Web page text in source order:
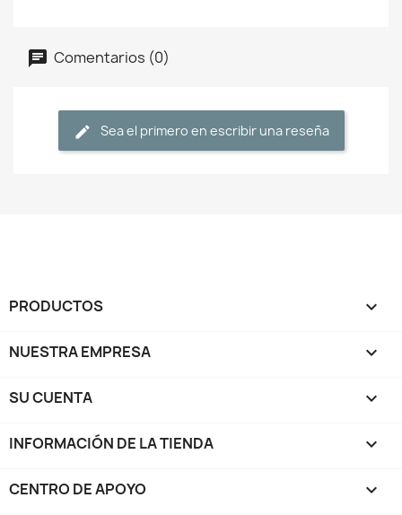
Comentarios (0)
Sea el primero en escribir una reseña
PRODUCTOS 
NUESTRA EMPRESA 
SU CUENTA 
INFORMACIÓN DE LA TIENDA keyboard_arrow_down
CENTRO DE APOYO 